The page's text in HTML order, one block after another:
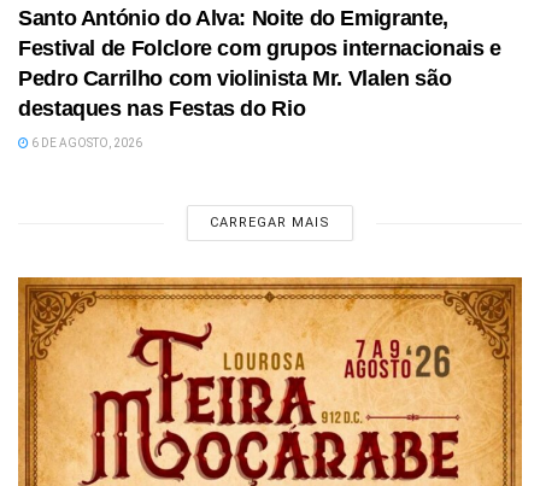
Santo António do Alva: Noite do Emigrante,
Festival de Folclore com grupos internacionais e
Pedro Carrilho com violinista Mr. Vlalen são
destaques nas Festas do Rio
6 DE AGOSTO, 2026
CARREGAR MAIS